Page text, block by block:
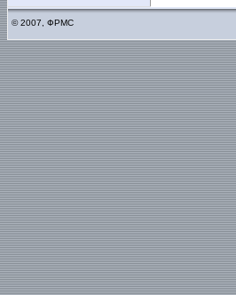
© 2007, ФРМС